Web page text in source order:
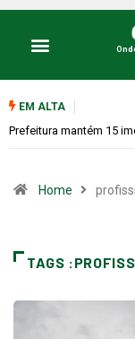
EM ALTA
Prefeitura mantém 15
Home
TAGS